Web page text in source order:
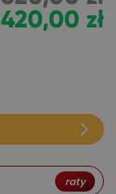
zł
raty